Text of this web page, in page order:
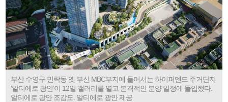
부산 수영구 민락동 옛 부산 MBC부지에 들어서는 하이퍼엔드 주거단지
‘알티에로 광안’이 12일 갤러리를 열고 본격적인 분양 일정에 돌입했다.
알티에로 광안 조감도. 알티에로 광안 제공